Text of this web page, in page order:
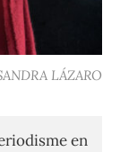
LÁZARO
en